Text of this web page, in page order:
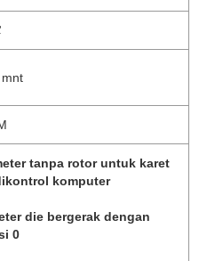
tanpa rotor untuk karet
komputer
die bergerak dengan
0